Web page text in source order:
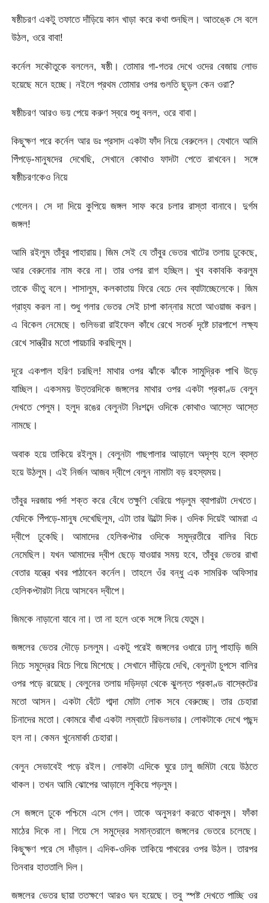
ষষ্ঠীচরণ একটু তফাতে দাঁড়িয়ে কান খাড়া করে কথা শুনছিল। আতঙ্কে সে বলে
উঠল, ওরে বাবা!
কর্নেল সকৌতুকে বললেন, ষষ্ঠী। তোমার গা-গতর দেখে ওদের বেজায় লোভ
হয়েছে মনে হচ্ছে। নইলে প্রথম তোমার ওপর গুলতি ছুড়ল কেন ওরা?
ষষ্ঠীচরণ আরও ভয় পেয়ে করুণ স্বরে শুধু বলল, ওরে বাবা।
কিছুক্ষণ পরে কর্নেল আর ডঃ প্রসাদ একটা ফাঁদ নিয়ে বেরুলেন। যেখানে আমি
পিঁপড়ে-মানুষদের দেখেছি, সেখানে কোথাও ফাদটা পেতে রাখবেন। সঙ্গে
ষষ্ঠীচরণকেও নিয়ে
গেলেন। সে দা দিয়ে কুপিয়ে জঙ্গল সাফ করে চলার রাস্তা বানাবে। দুর্গম
জঙ্গল!
আমি রইলুম তাঁবুর পাহারায়। জিম সেই যে তাঁবুর ভেতর খাটের তলায় ঢুকেছে,
আর বেরুনোর নাম করে না। তার ওপর রাগ হচ্ছিল। খুব বকাবকি করলুম
তাকে ভীতু বলে। শাসালুম, কলকাতায় ফিরে বেচে দেব ব্যাটাচ্ছেলেকে। জিম
গ্রাহ্য করল না। শুধু গলার ভেতর সেই চাপা কান্নার মতো আওয়াজ করল।
এ বিকেল নেমেছে। গুলিভরা রাইফেল কাঁধে রেখে সতর্ক দৃষ্টে চারপাশে লক্ষ্য
রেখে সান্ত্রীর মতো পায়চারি করছিলুম।
দূরে একপাল হরিণ চরছিল! মাথার ওপর ঝাঁকে ঝাঁকে সামুদ্রিক পাখি উড়ে
যাচ্ছিল। একসময় উত্তরদিকে জঙ্গলের মাথার ওপর একটা প্রকাণ্ড বেলুন
দেখতে পেলুম। হলুদ রঙের বেলুনটা নিঃশব্দে ওদিকে কোথাও আস্তে আস্তে
নামছে।
অবাক হয়ে তাকিয়ে রইলুম। বেলুনটা গাছপালার আড়ালে অদৃশ্য হলে ব্যস্ত
হয়ে উঠলুম। এই নির্জন আজব দ্বীপে বেলুন নামাটা বড় রহস্যময়।
তাঁবুর দরজায় পর্দা শক্ত করে বেঁধে তক্ষুণি বেরিয়ে পড়লুম ব্যাপারটা দেখতে।
যেদিকে পিঁপড়ে-মানুষ দেখেছিলুম, এটা তার উল্টো দিক। ওদিক দিয়েই আমরা এ
দ্বীপে ঢুকেছি। আমাদের হেলিকপ্টার ওদিকে সমুদ্রতীরে বালির বিচে
নেমেছিল। যখন আমাদের দ্বীপ ছেড়ে যাওয়ার সময় হবে, তাঁবুর ভেতর রাখা
বেতার যন্ত্রে খবর পাঠাবেন কর্নেল। তাহলে ওঁর বন্ধু এক সামরিক অফিসার
হেলিকপ্টারটা নিয়ে আসবেন দ্বীপে।
জিমকে নাড়ানো যাবে না। তা না হলে ওকে সঙ্গে নিয়ে যেতুম।
জঙ্গলের ভেতর দৌড়ে চললুম। একটু পরেই জঙ্গলের ওধারে ঢালু পাহাড়ি জমি
নিচে সমুদ্রের বিচে গিয়ে মিশেছে। সেখানে দাঁড়িয়ে দেখি, বেলুনটা চুপসে বালির
ওপর পড়ে রয়েছে। বেলুনের তলায় দড়িদড়া থেকে ঝুলন্ত প্রকাণ্ড বাস্কেটের
মতো আসন। একটা বেঁটে গাব্দা মোটা লোক সবে বেরুচ্ছে। তার চেহারা
চিনাদের মতো। কোমরে বাঁধা একটা লম্বাটে রিভলভার। লোকটাকে দেখে পছন্দ
হল না। কেমন খুনেমার্কা চেহারা।
বেলুন সেভাবেই পড়ে রইল। লোকটা এদিকে ঘুরে ঢালু জমিটা বেয়ে উঠতে
থাকল। তখন আমি ঝোপের আড়ালে লুকিয়ে পড়লুম।
সে জঙ্গলে ঢুকে পশ্চিমে এসে গেল। তাকে অনুসরণ করতে থাকলুম। ফাঁকা
মাঠের দিকে না। গিয়ে সে সমুদ্রের সমান্তরালে জঙ্গলের ভেতরে চলেছে।
কিছুক্ষণ পরে সে দাঁড়াল। এদিক-ওদিক তাকিয়ে পাথরের ওপর উঠল। তারপর
তিনবার হাততালি দিল।
জঙ্গলের ভেতর ছায়া ততক্ষণে আরও ঘন হয়েছে। তবু স্পষ্ট দেখতে পাচ্ছি ওর